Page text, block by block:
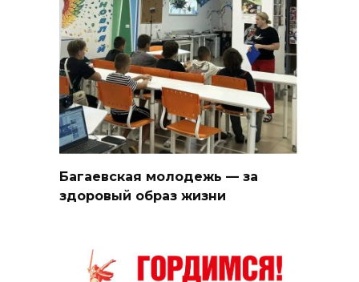
Багаевская молодежь — за
здоровый образ жизни